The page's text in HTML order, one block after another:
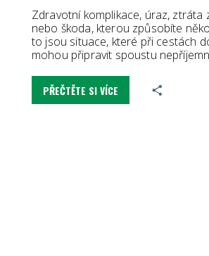
Zdravotní komplikace, úraz, ztráta
nebo škoda, kterou způsobíte
to jsou situace, které při cestách
mohou připravit spoustu
PŘEČTĚTE SI VÍCE